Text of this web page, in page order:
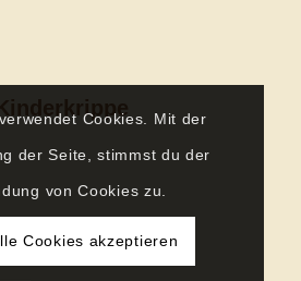
Cookies. Mit der
der Seite, stimmst du der
von Cookies zu.
Cookies akzeptieren